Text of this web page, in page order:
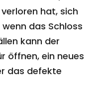
hat, sich
das Schloss
kann der
öffnen, ein neues
das defekte